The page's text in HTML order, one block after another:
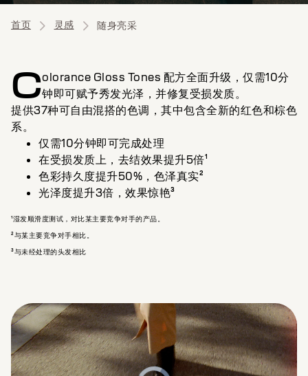
首页 灵感 随身亮采
Colorance Gloss Tones 配方全面升级，仅需10分
钟即可赋予秀发光泽，并修复受损发质。
提供37种可自由混搭的色调，其中包含全新的红色和棕色
系。
仅需10分钟即可完成处理
在受损发质上，去结效果提升5倍¹
色彩持久度提升50%，色泽真实²
光泽度提升3倍，效果惊艳³
¹湿发顺滑度测试，对比某主要竞争对手的产品。
²与某主要竞争对手相比。
³与未经处理的头发相比